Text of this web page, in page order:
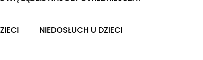
NIEDOSŁUCH U DZIECI